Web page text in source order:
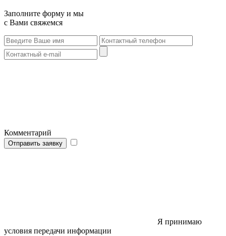
Заполните форму и мы
с Вами свяжемся
Комментарий
Отправить заявку
Я принимаю
условия передачи информации